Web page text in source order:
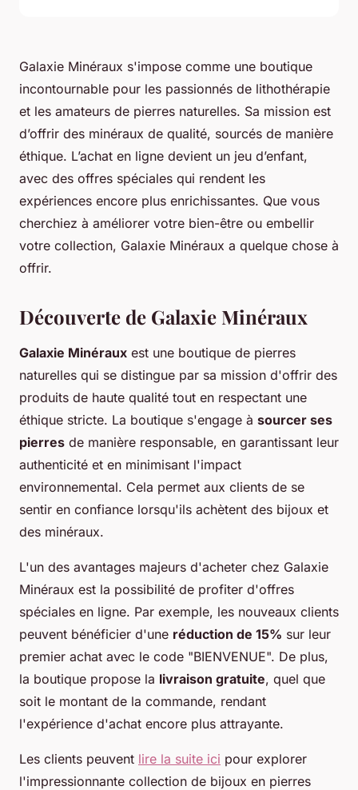
Galaxie Minéraux s'impose comme une boutique
incontournable pour les passionnés de lithothérapie
et les amateurs de pierres naturelles. Sa mission est
d’offrir des minéraux de qualité, sourcés de manière
éthique. L’achat en ligne devient un jeu d’enfant,
avec des offres spéciales qui rendent les
expériences encore plus enrichissantes. Que vous
cherchiez à améliorer votre bien-être ou embellir
votre collection, Galaxie Minéraux a quelque chose à
offrir.
Découverte de Galaxie Minéraux
Galaxie Minéraux est une boutique de pierres
naturelles qui se distingue par sa mission d'offrir des
produits de haute qualité tout en respectant une
éthique stricte. La boutique s'engage à sourcer ses
pierres de manière responsable, en garantissant leur
authenticité et en minimisant l'impact
environnemental. Cela permet aux clients de se
sentir en confiance lorsqu'ils achètent des bijoux et
des minéraux.
L'un des avantages majeurs d'acheter chez Galaxie
Minéraux est la possibilité de profiter d'offres
spéciales en ligne. Par exemple, les nouveaux clients
peuvent bénéficier d'une réduction de 15% sur leur
premier achat avec le code "BIENVENUE". De plus,
la boutique propose la livraison gratuite, quel que
soit le montant de la commande, rendant
l'expérience d'achat encore plus attrayante.
Les clients peuvent lire la suite ici pour explorer
l'impressionnante collection de bijoux en pierres